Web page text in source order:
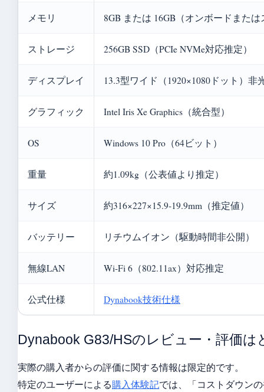
メモリ 8GB または 16GB（オンボードまた
ストレージ 256GB SSD（PCIe NVMe対応推定）
ディスプレイ 13.3型ワイド（1920×1080ドット）非
グラフィック Intel Iris Xe Graphics（統合型）
OS Windows 10 Pro（64ビット）
重量 約1.09kg（公表値より推定）
サイズ 約316×227×15.9-19.9mm（推定値）
バッテリー リチウムイオン（駆動時間非公開）
無線LAN Wi-Fi 6（802.11ax）対応推定
公式仕様 Dynabook技術仕様
Dynabook G83/HSのレビュー・評価は
実際の購入者からの評価に関する情報は限定的です。
特定のユーザーによる購入体験記では、「コストダウン